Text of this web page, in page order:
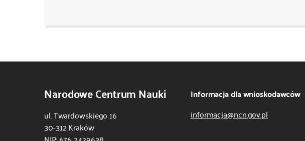
Narodowe Centrum Nauki
ul. Twardowskiego 16
30-312 Kraków
Informacja dla wnioskodawców
informacja@ncn.gov.pl